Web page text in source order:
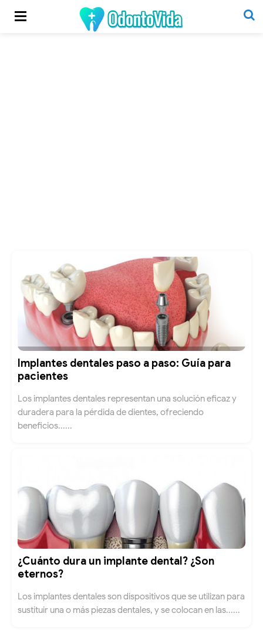
Implantes dentales paso a paso: Guía para
pacientes
Los implantes dentales representan una solución eficaz y
duradera para la pérdida de dientes, ofreciendo
beneficios......
¿Cuánto dura un implante dental? ¿Son
eternos?
Los implantes dentales son dispositivos que se utilizan para
sustituir una o más piezas dentales, y se colocan en las......